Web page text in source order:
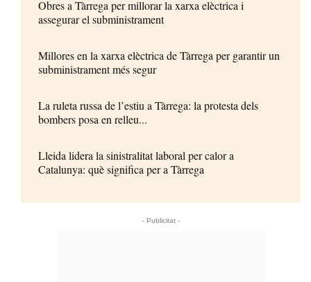
Obres a Tàrrega per millorar la xarxa elèctrica i
assegurar el subministrament
Millores en la xarxa elèctrica de Tàrrega per garantir un
subministrament més segur
La ruleta russa de l’estiu a Tàrrega: la protesta dels
bombers posa en relleu...
Lleida lidera la sinistralitat laboral per calor a
Catalunya: què significa per a Tàrrega
- Publicitat -